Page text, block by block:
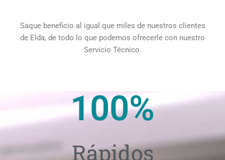
Saque beneficio al igual que miles de nuestros clientes
de Elda, de todo lo que podemos ofrecerle con nuestro
Servicio Técnico.
Rápidos
100%